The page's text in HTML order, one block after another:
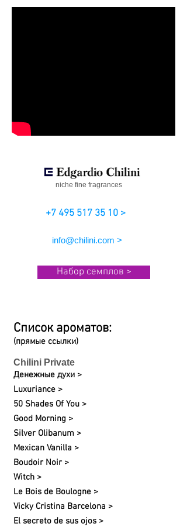
niche fine fragrances
+7 495 517 35 10 >
info@chilini.com >
Набор семплов >
Список ароматов:
(прямые ссылки)
Chilini Private
Денежные духи >
Luxuriance >
50 Shades Of You >
Good Morning >
Silver Olibanum >
Mexican Vanilla >
Boudoir Noir >
Witch >
Le Bois de Boulogne >
Vicky Cristina Barcelona >
El secreto de sus ojos >